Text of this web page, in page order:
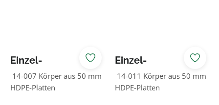
Einzel-
Federspielgerät
Löwe
14-007 Körper aus 50 mm
HDPE-Platten
Einzel-
Federspielgerät
Motorrad
14-011 Körper aus 50 mm
HDPE-Platten